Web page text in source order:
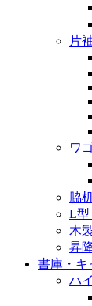
片
ワ
脇
L型
木
昇
書庫・キ
ハ